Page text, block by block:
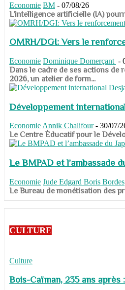
Economie BM - 07/08/26
​​​​​​​L’intelligence artificielle (IA)
OMRH/DGI: Vers le
Economie Dominique Domerçant -
Dans le cadre de ses actions de
2026, un atelier de form...
Développement
Economie Annik Chalifour - 30/07/
​​​​​​​Le Centre Éducatif pour le
Le BMPAD et l’ambassade
Economie Jude Edgard Boris Bordes
​​​​​​​Le Bureau de monétisation des
CULTURE
Culture
Bois-Caïman, 235 ans